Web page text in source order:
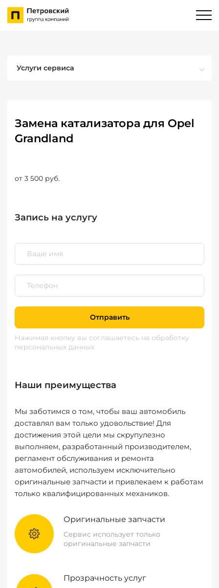
Услуги сервиса
Замена катализатора для Opel
Grandland
от 3 500 руб.
Запись на услугу
Отправить
Нажимая кнопку вы соглашаетесь на обработку
персональных данных
Наши преимущества
Мы заботимся о том, чтобы ваш автомобиль
доставлял вам только удовольствие! Для
достижения этой цели мы скрупулезно
выполняем, разработанный производителем,
регламент обслуживания и ремонта
автомобилей, используем исключительно
оригинальные запчасти и привлекаем к работам
только квалифицированных механиков.
Оригинальные запчасти
Сервис использует только
оригинальные запчасти
Прозрачность услуг